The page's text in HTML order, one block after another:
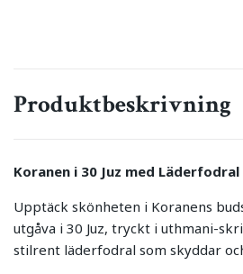
Produktbeskrivning
Koranen i 30 Juz med Läderfodral
Upptäck skönheten i Koranens
utgåva i 30 Juz, tryckt i uthmani-
stilrent läderfodral som skyddar